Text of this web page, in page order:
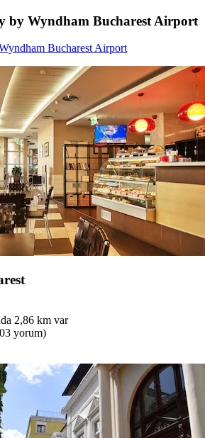
by Wyndham Bucharest Airport
Bucharest Airport
2,86 km var
yorum)